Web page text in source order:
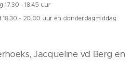
17.30 - 18.45 uur
- 20.00 uur en donderdagmiddag
Jacqueline vd Berg en